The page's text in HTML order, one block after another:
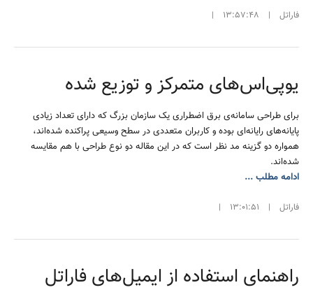
فاراتل |
13:57:48
|
یوپی‌اس‌های متمرکز و توزیع شده
برای طراحی سامانه‌ی برق اضطراری یک سازمان بزرگ که دارای تعداد زیادی
پایانه‌های رایانه‌ای بوده و کاربران متعددی در سطح وسیعی پراکنده شده‌اند،
همواره دو گزینه مد نظر است که در این مقاله دو نوع طراحی با هم مقایسه
شده‌اند.
ادامه مطلب ...
فاراتل |
13:01:51
|
راهنمای استفاده از ایمیل‌های فاراتل